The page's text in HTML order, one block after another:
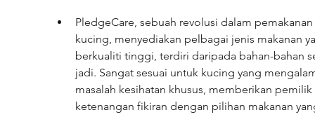
PledgeCare, sebuah revolusi dalam pemakanan
kucing, menyediakan pelbagai jenis makanan
berkualiti tinggi, terdiri daripada bahan-bahan
jadi. Sangat sesuai untuk kucing yang
masalah kesihatan khusus, memberikan pemilik
ketenangan fikiran dengan pilihan makanan